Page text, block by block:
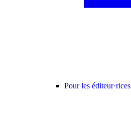
Pour les éditeur·rices